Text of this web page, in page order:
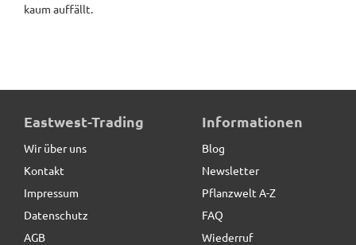
kaum auffällt.
Eastwest-Trading
Wir über uns
Kontakt
Impressum
Datenschutz
AGB
Informationen
Blog
Newsletter
Pflanzwelt A-Z
FAQ
Wiederruf